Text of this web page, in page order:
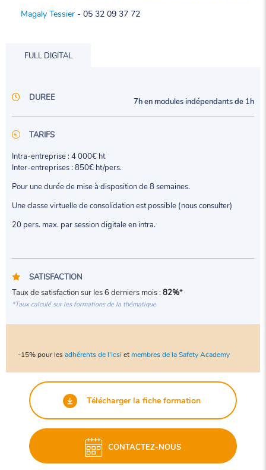
Magaly Tessier - 05 32 09 37 72
FULL DIGITAL
DUREE 7h en modules indépendants de 1h
TARIFS
Intra-entreprise : 4 000€ ht
Inter-entreprises : 850€ ht/pers.
Pour une durée de mise à disposition de 8 semaines.
Une classe virtuelle de consolidation est possible (nous consulter)
20 pers. max. par session digitale en intra.
SATISFACTION
Taux de satisfaction sur les 6 derniers mois : 82%*
*Taux calculé sur les formations de la thématique
-15% pour lesadhérents de l'Icsi et membres de la Safety Academy
Télécharger la fiche formation
CONTACTEZ-NOUS